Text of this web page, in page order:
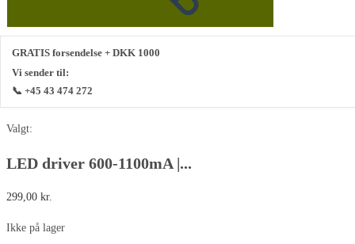
GRATIS forsendelse + DKK 1000
Vi sender til:
📞 +45 43 474 272
Valgt:
LED driver 600-1100mA |...
299,00 kr.
Ikke på lager